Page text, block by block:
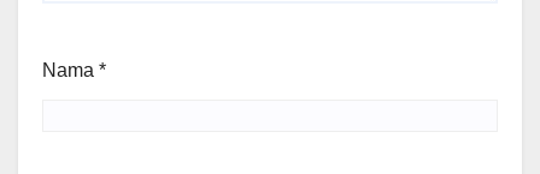
Nama *